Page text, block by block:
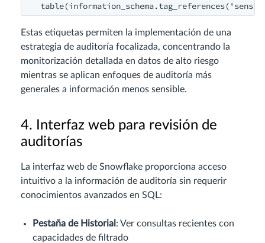
Estas etiquetas permiten la implementación de una
estrategia de auditoría focalizada, concentrando la
monitorización detallada en datos de alto riesgo
mientras se aplican enfoques de auditoría más
generales a información menos sensible.
4. Interfaz web para revisión de
auditorías
La interfaz web de Snowflake proporciona acceso
intuitivo a la información de auditoría sin requerir
conocimientos avanzados en SQL:
Pestaña de Historial : Ver consultas recientes con
capacidades de filtrado